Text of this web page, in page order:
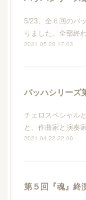
5/23、全６回のバ
りました。全部終
2021.05.28 17:03
チェロスペシャル
と、作曲家と演奏
2021.04.22 22:00
第５回『魂』終